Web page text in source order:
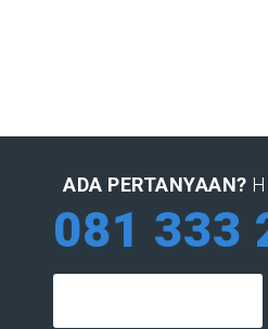
ADA PERTANYAAN?